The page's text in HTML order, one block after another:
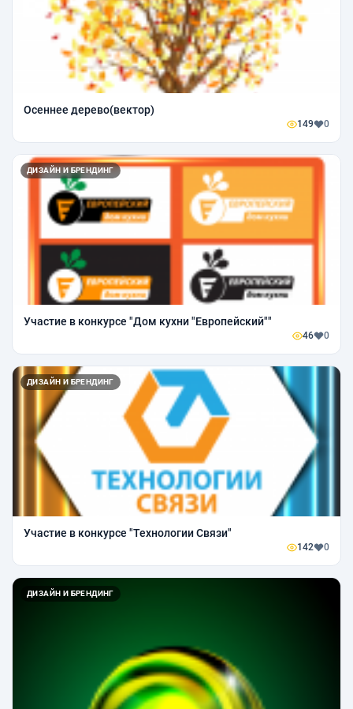
Осеннее дерево(вектор)
149 0
ДИЗАЙН И БРЕНДИНГ
Участие в конкурсе "Дом кухни "Европейский""
46 0
ДИЗАЙН И БРЕНДИНГ
Участие в конкурсе "Технологии Связи"
142 0
ДИЗАЙН И БРЕНДИНГ